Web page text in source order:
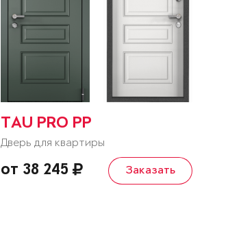
TAU PRO PP
Дверь для квартиры
от 38 245 Заказать